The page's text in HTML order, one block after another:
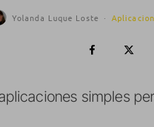
Yolanda Luque Loste ·
simples